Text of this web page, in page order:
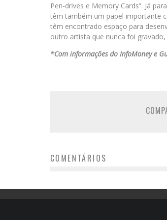
Pen-drives e Memory Cards”. Já
têm também um papel importante
têm encontrado espaço para
outro artista que nunca foi
*Com informações do InfoMoney e
COMENTÁRIOS